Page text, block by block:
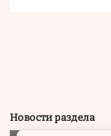
Новости раздела